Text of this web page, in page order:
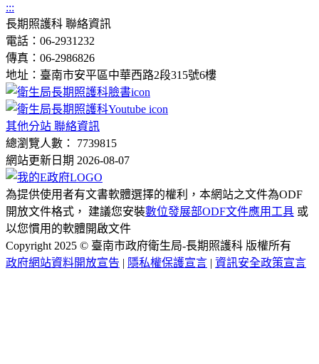
:::
長期照護科 聯絡資訊
電話：06-2931232
傳真：06-2986826
地址：臺南市安平區中華西路2段315號6樓
其他分站 聯絡資訊
總瀏覽人數： 7739815
網站更新日期 2026-08-07
為提供使用者有文書軟體選擇的權利，本網站之文件為ODF
開放文件格式， 建議您安裝數位發展部ODF文件應用工具 或
以您慣用的軟體開啟文件
Copyright 2025 © 臺南市政府衛生局-長期照護科 版權所有
政府網站資料開放宣告
隱私權保護宣言 資訊安全政策宣言